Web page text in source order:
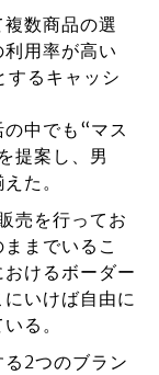
数商品の選
用率が高い
するキャッシ
中でも“マス
提案し、男
た。
売を行ってお
までいるこ
けるボーダー
いけば自由に
る。
2つのブラン